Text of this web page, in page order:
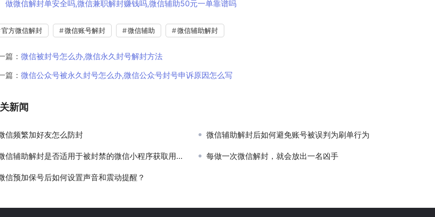
做微信解封单安全吗,微信兼职解封赚钱吗,微信辅助50元一单靠谱吗
官方微信解封 微信账号解封 微信辅助 微信辅助解封
篇： 微信被封号怎么办,微信永久封号解封方法
篇： 微信公众号被永久封号怎么办,微信公众号封号申诉原因怎么写
新闻
信频繁加好友怎么防封 微信辅助解封后如何避免账号被误判为刷单行为
信辅助解封是否适用于被封禁的微信小程序获取用户微信读书阅读进度信息权限？ 每做一次微信解封，就会放出一名凶手
信预加保号后如何设置声音和震动提醒？